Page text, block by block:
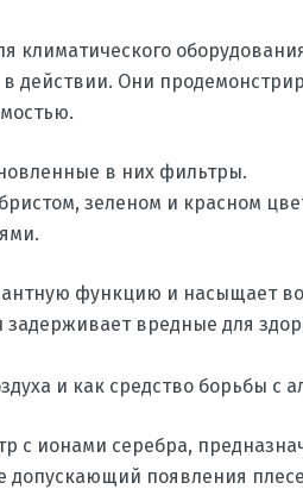
климатического
действии. Они
в них фильтры.
зеленом и красном
функцию и насыщает
вредные для
и как средство борьбы с
с ионами серебра,
допускающий появления